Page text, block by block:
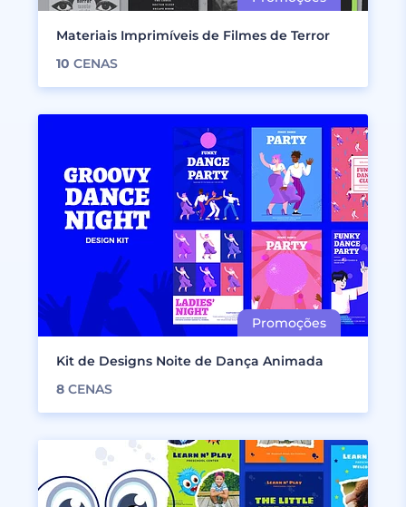
Materiais Imprimíveis de Filmes de Terror
10 CENAS
Kit de Designs Noite de Dança Animada
8 CENAS